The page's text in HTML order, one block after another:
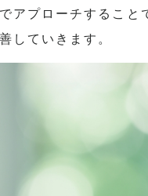
アプローチすること
して いきます。